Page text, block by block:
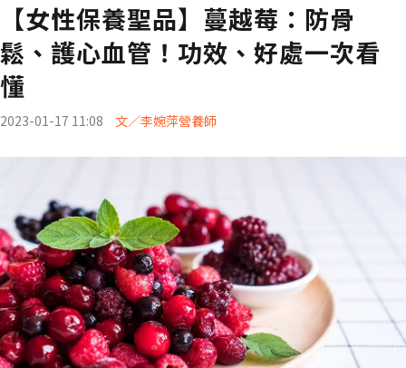
【女性保養聖品】蔓越莓：防骨
鬆、護心血管！功效、好處一次看
懂
2023-01-17 11:08 文／李婉萍營養師